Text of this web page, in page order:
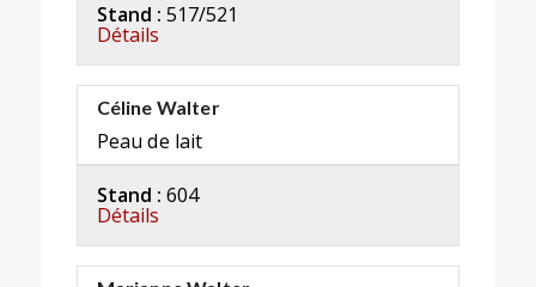
Stand : 517/521
Détails
Céline Walter
Peau de lait
Stand : 604
Détails